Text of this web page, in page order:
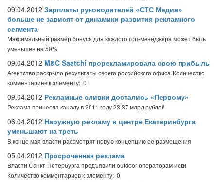
09.04.2012 Зарплаты руководителей «СТС Медиа»
больше не зависят от динамики развития рекламного
сегмента
Максимальный размер бонуса для каждого топ-менеджера может быть
уменьшен на 50%
09.04.2012 M&C Saatchi прорекламировала свою прибыль
Агентство раскрыло результаты своего российского офиса Количество
комментариев к элементу: 0
09.04.2012 Рекламные сливки достались «Первому»
Реклама принесла каналу в 2011 году 23,37 млрд рублей
06.04.2012 Наружную рекламу в центре Екатеринбурга
уменьшают на треть
В конце мая власти рассмотрят новую концепцию ее размещения
05.04.2012 Просроченная реклама
Власти Санкт-Петербурга предъявили outdoor-операторам иски
Количество комментариев к элементу: 0